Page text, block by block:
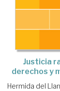
Justicia
derechos y
Hermida del